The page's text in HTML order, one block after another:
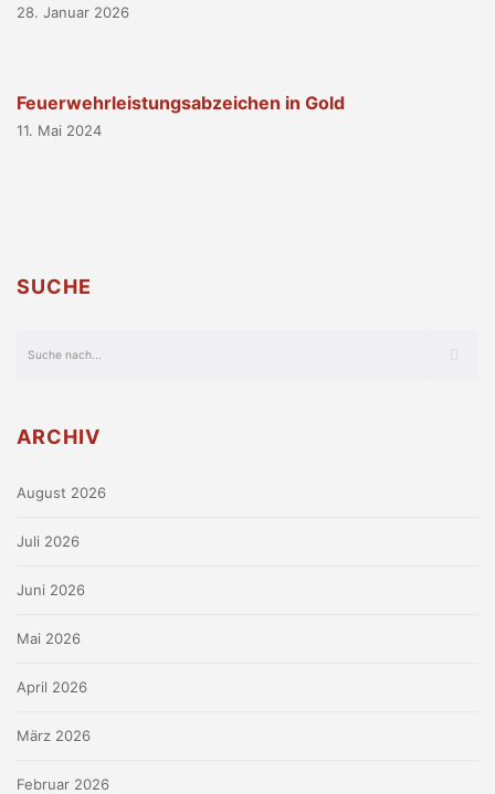
28. Januar 2026
Feuerwehrleistungsabzeichen in Gold
11. Mai 2024
SUCHE
ARCHIV
August 2026
Juli 2026
Juni 2026
Mai 2026
April 2026
März 2026
Februar 2026